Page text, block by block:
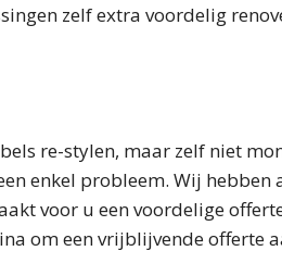
zelf extra voordelig
re-stylen, maar zelf niet
enkel probleem. Wij hebben
voor u een voordelige
om een vrijblijvende offerte